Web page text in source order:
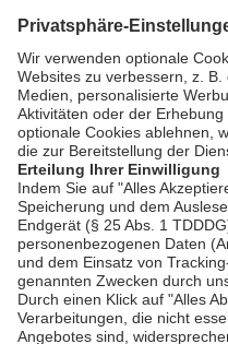
Bild, Ton, Licht auf,